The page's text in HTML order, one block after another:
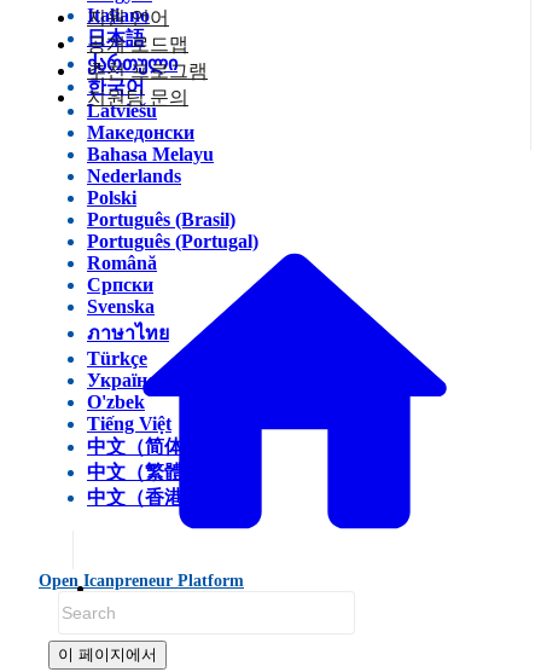
Italiano
日本語
ქართული
한국어
Latviešu
Македонски
Bahasa Melayu
Nederlands
Polski
Português (Brasil)
Português (Portugal)
Română
Српски
Svenska
ภาษาไทย
Türkçe
Українська
O'zbek
Tiếng Việt
中文（简体）
中文（繁體）
中文（香港）
Open Icanpreneur Platform
지원 언어
공개 로드맵
추천 프로그램
지원팀 문의
FAQ
이 페이지에서